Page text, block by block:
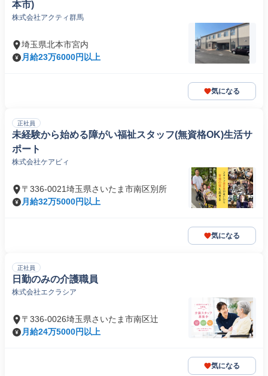
本市)
株式会社アクティ群馬
埼玉県北本市宮内
月給23万6000円以上
気になる
正社員
未経験から始める障がい福祉スタッフ(無資格OK)生活サ
ポート
株式会社ケアビィ
〒336-0021埼玉県さいたま市南区別所
月給32万5000円以上
気になる
正社員
日勤のみの介護職員
株式会社エクラシア
〒336-0026埼玉県さいたま市南区辻
月給24万5000円以上
気になる